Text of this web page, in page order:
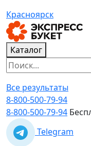
Красноярск
Каталог
Все результаты
8-800-500-79-94
8-800-500-79-94
Telegram